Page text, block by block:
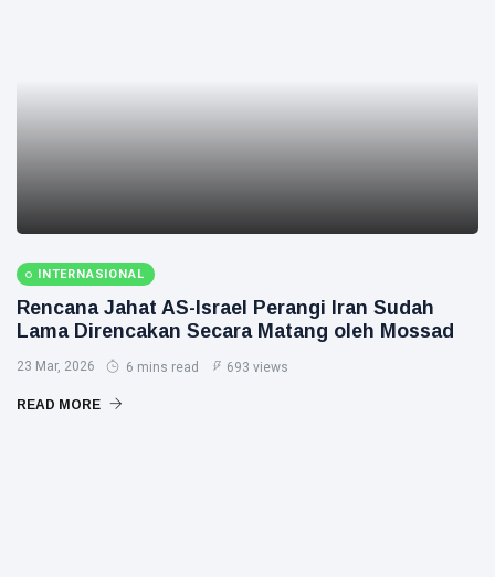
INTERNASIONAL
Rencana Jahat AS-Israel Perangi Iran Sudah
Lama Direncakan Secara Matang oleh Mossad
23 Mar, 2026 6 mins read 693 views
READ MORE